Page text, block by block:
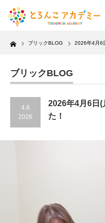
Home ブリックBLOG 2026年4月6
ブリックBLOG
4.6
2026
2026年4月6日(
た！